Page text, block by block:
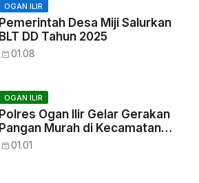
OGAN ILIR
Pemerintah Desa Miji Salurkan
BLT DD Tahun 2025
01.08
OGAN ILIR
Polres Ogan Ilir Gelar Gerakan
Pangan Murah di Kecamatan
Payaraman Dukung Program
01.01